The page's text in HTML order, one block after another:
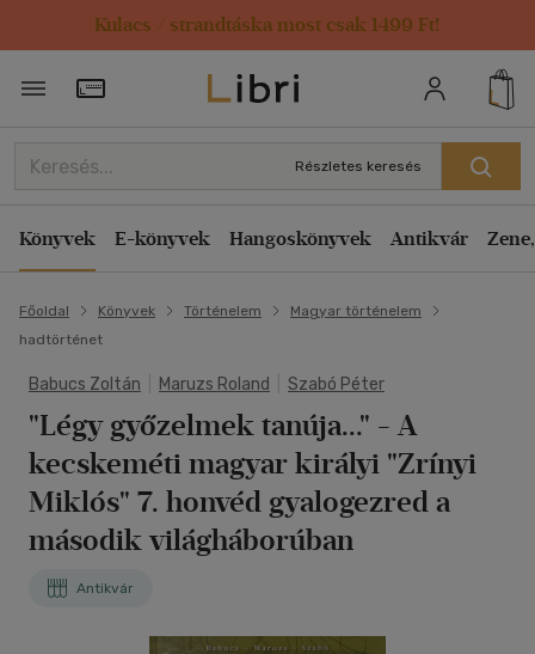
Kulacs / strandtáska most csak 1499 Ft!
Törzsvásárlói Kártya adatai
Részletes keresés
Könyvek E-könyvek Hangoskönyvek Antikvár
Főoldal Könyvek Történelem
Magyar történelem
hadtörténet
Babucs Zoltán Maruzs Roland Szabó Péter
"Légy győzelmek tanúja..." - A
kecskeméti magyar királyi "Zrínyi
Miklós" 7. honvéd gyalogezred a
második világháborúban
Antikvár